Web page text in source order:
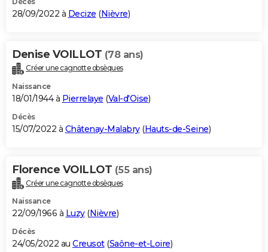
28/09/2022 à Decize (Nièvre)
Denise VOILLOT (78 ans)
Créer une cagnotte obsèques
Naissance
18/01/1944 à Pierrelaye (Val-d'Oise)
Décès
15/07/2022 à Châtenay-Malabry(Hauts-de-Seine)
Florence VOILLOT (55 ans)
Créer une cagnotte obsèques
Naissance
22/09/1966 à Luzy(Nièvre)
Décès
24/05/2022 au Creusot(Saône-et-Loire)